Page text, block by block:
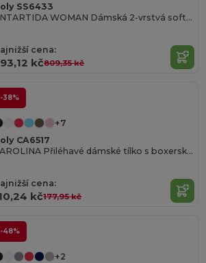
SS6433
ANTARTIDA WOMAN Dámská 2-vrstvá softshellová bunda1
cena:
kč809,35 kč
-38%
+7
CA6517
CAROLINA Přiléhavé dámské tílko s boxerskými ramínky v žebrovaném úpletu a bočními švy
cena:
kč177,95 kč
-48%
+2